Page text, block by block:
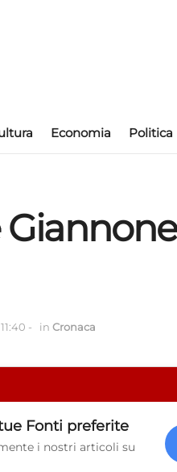
Economia Politica
- in Cronaca
Fonti preferite
i nostri articoli su